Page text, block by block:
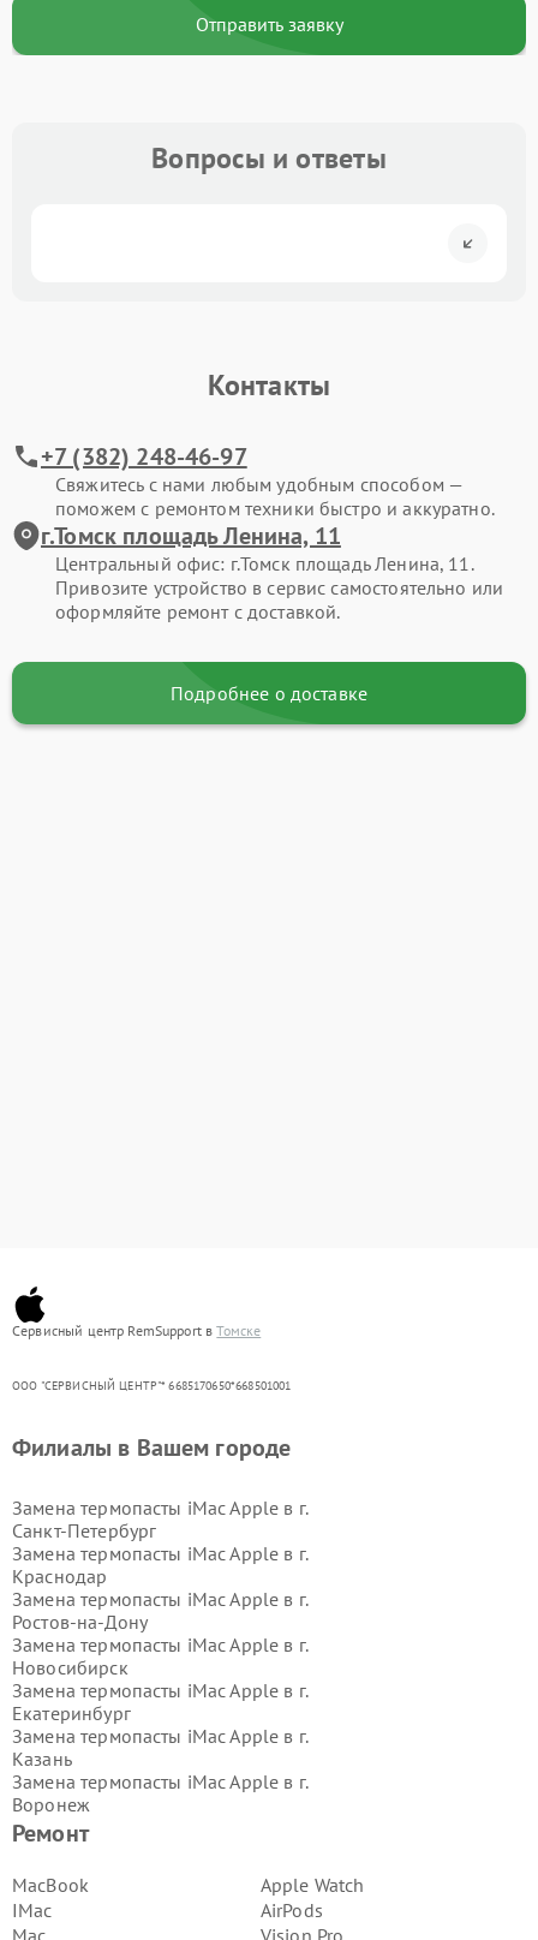
Отправить заявку
Вопросы и ответы
Контакты
+7 (382) 248-46-97
Свяжитесь с нами любым удобным способом —
поможем с ремонтом техники быстро и аккуратно.
г.Томск площадь Ленина, 11
Центральный офис: г.Томск площадь Ленина, 11.
Привозите устройство в сервис самостоятельно или
оформляйте ремонт с доставкой.
Подробнее о доставке
Сервисный центр RemSupport вТомске
ООО "СЕРВИСНЫЙ ЦЕНТР"* 6685170650*668501001
Ремонт
MacBook
IMac
Mac
Apple Watch
AirPods
Vision Pro
Филиалы в Вашем городе
Замена термопасты iMac Apple в г.
Санкт-Петербург
Замена термопасты iMac Apple в г.
Краснодар
Замена термопасты iMac Apple в г.
Ростов-на-Дону
Замена термопасты iMac Apple в г.
Новосибирск
Замена термопасты iMac Apple в г.
Екатеринбург
Замена термопасты iMac Apple в г.
Казань
Замена термопасты iMac Apple в г.
Воронеж
Замена термопасты iMac Apple в г.
Замена термопасты iMac Apple в г.
Самара
Замена термопасты iMac Apple в г.